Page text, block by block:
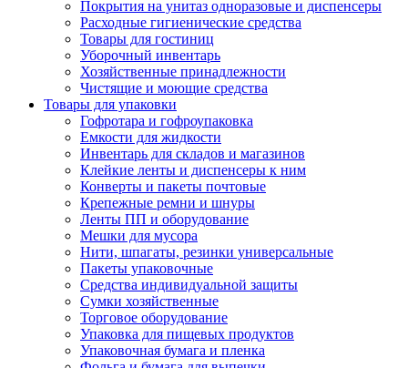
Покрытия на унитаз одноразовые и диспенсеры
Расходные гигиенические средства
Товары для гостиниц
Уборочный инвентарь
Хозяйственные принадлежности
Чистящие и моющие средства
Товары для упаковки
Гофротара и гофроупаковка
Емкости для жидкости
Инвентарь для складов и магазинов
Клейкие ленты и диспенсеры к ним
Конверты и пакеты почтовые
Крепежные ремни и шнуры
Ленты ПП и оборудование
Мешки для мусора
Нити, шпагаты, резинки универсальные
Пакеты упаковочные
Средства индивидуальной защиты
Сумки хозяйственные
Торговое оборудование
Упаковка для пищевых продуктов
Упаковочная бумага и пленка